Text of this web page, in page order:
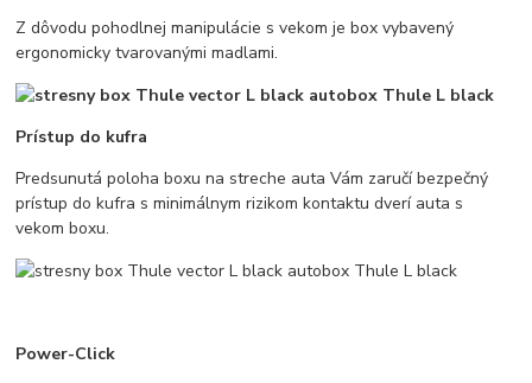
Z dôvodu pohodlnej manipulácie s vekom je box vybavený
ergonomicky tvarovanými madlami.
Prístup do kufra
Predsunutá poloha boxu na streche auta Vám zaručí bezpečný
prístup do kufra s minimálnym rizikom kontaktu dverí auta s
vekom boxu.
Power-Click